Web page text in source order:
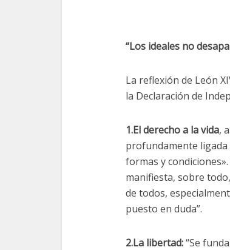
“Los ideales no
La reflexión de León
la Declaración de
1.El derecho a la vida,
profundamente ligada
formas y
manifiesta, sobre
de todos,
puesto en duda”.
2.La libertad:“Se